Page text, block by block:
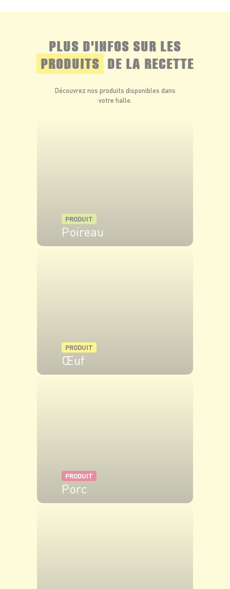
Mélangez le tout et rectifiez l'assaisonnement si
nécessaire.
Dans un moule à manquer, étalez du papier
de cuisson. Saupoudrez de chapelure, puis
PLUS D'INFOS SUR LES
PRODUITS DE LA RECETTE
Découvrez nos produits disponibles dans
votre halle.
PRODUIT
Poireau
PRODUIT
Œuf
PRODUIT
Porc